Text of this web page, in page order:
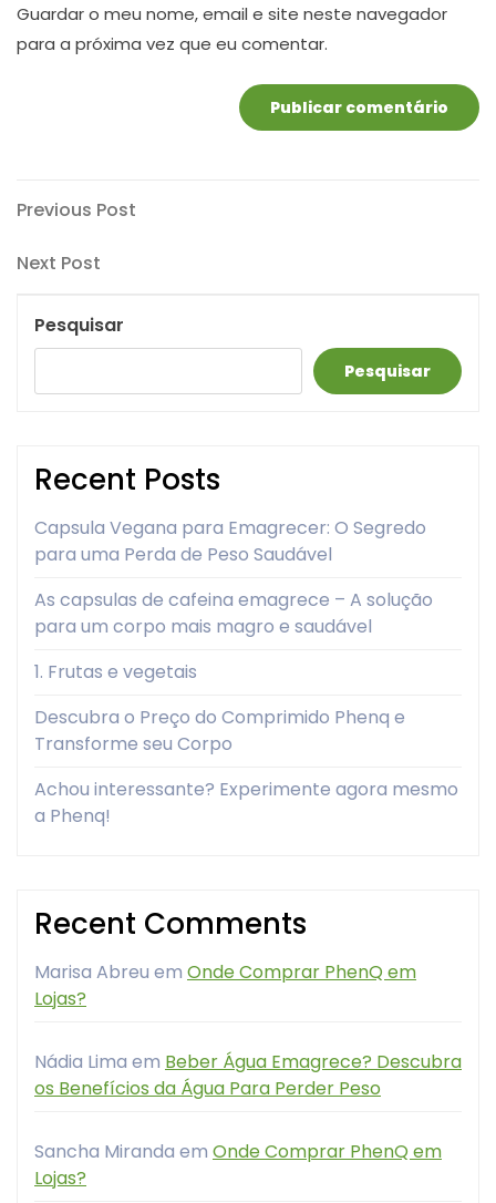
Guardar o meu nome, email e site neste navegador
para a próxima vez que eu comentar.
Navegação
de
artigos
Previous
Previous Post
Next
Next Post
Pesquisar
Pesquisar
Recent Posts
Capsula Vegana para Emagrecer: O Segredo
para uma Perda de Peso Saudável
As capsulas de cafeina emagrece – A solução
para um corpo mais magro e saudável
1. Frutas e vegetais
Descubra o Preço do Comprimido Phenq e
Transforme seu Corpo
Achou interessante? Experimente agora mesmo
a Phenq!
Recent Comments
Marisa Abreu em Onde Comprar PhenQ em
Lojas?
Nádia Lima em Beber Água Emagrece? Descubra
os Benefícios da Água Para Perder Peso
Sancha Miranda em Onde Comprar PhenQ em
Lojas?